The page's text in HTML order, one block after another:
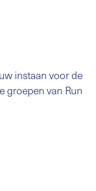
instaan voor de
groepen van Run